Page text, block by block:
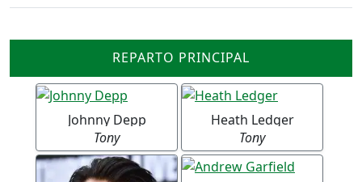
REPARTO PRINCIPAL
Johnny Depp
Tony
Heath Ledger
Tony